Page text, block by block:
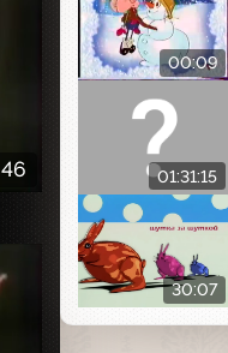
00:09
01:31:15
30:07